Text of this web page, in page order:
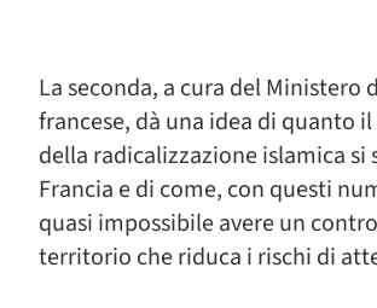
La seconda, a cura del Ministero
francese, dà una idea di quanto
della radicalizzazione islamica si
Francia e di come, con questi
quasi impossibile avere un
territorio che riduca i rischi di